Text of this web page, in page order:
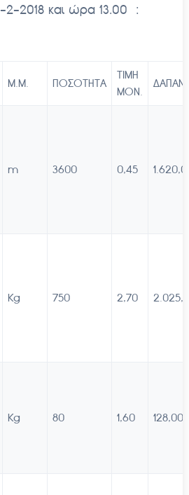
2-2018 και ώρα 13.00 :
Μ.Μ. ΠΟΣΟΤΗΤΑ
ΤΙΜΗ
ΜΟΝ.
m 3600 0,45
Kg 750 2,70
Kg 80 1,60 128,00